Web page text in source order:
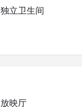
独立卫生间
放映厅